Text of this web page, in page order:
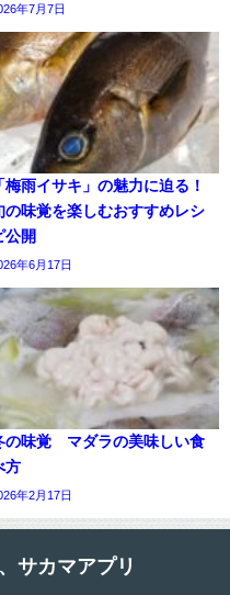
年7月7日
梅雨イサキ」の魅力に迫る！
の味覚を楽しむおすすめレシ
公開
年6月17日
の味覚 マダラの美味しい食
方
年2月17日
サカマアプリ